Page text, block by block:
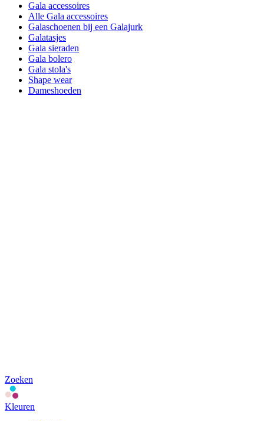
Gala accessoires
Alle Gala accessoires
Galaschoenen bij een Galajurk
Galatasjes
Gala sieraden
Gala bolero
Gala stola's
Shape wear
Dameshoeden
Zoeken
Kleuren